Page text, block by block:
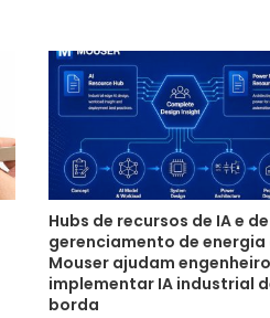
Hubs de recursos de IA e de
gerenciamento de energia
Mouser ajudam
implementar IA industrial
borda